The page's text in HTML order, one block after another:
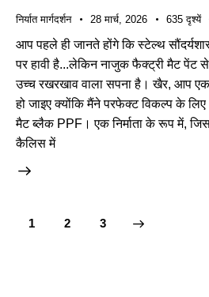
निर्यात मार्गदर्शन 28 मार्च, 2026 635 दृश्यें
आप पहले ही जानते होंगे कि स्टेल्थ
पर हावी है...लेकिन नाजुक फैक्ट्री मैट पेंट
उच्च रखरखाव वाला सपना है। खैर, आप
हो जाइए क्योंकि मैंने परफेक्ट विकल्प के लिए
मैट ब्लैक PPF। एक निर्माता के रूप में,
कैलिस में
1 2 3